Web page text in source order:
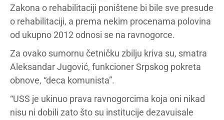
Zakona o rehabilitaciji poništene bi bile sve presude
o rehabilitaciji, a prema nekim procenama polovina
od ukupno 2012 odnosi se na ravnogorce.
Za ovako sumornu četničku zbilju kriva su, smatra
Aleksandar Jugović, funkcioner Srpskog pokreta
obnove, “deca komunista”.
“USS je ukinuo prava ravnogorcima koja oni nikad
nisu ni dobili zato što su institucije dezavuisale